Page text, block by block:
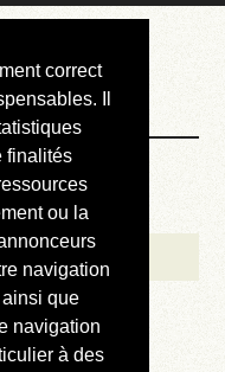
correct
Il
finalités
ou la
navigation
que
navigation
à des